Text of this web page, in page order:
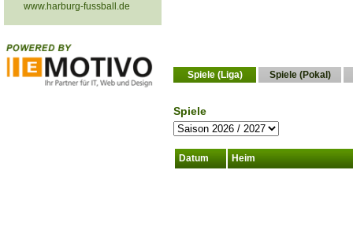
www.harburg-fussball.de
Spiele (Liga) Spiele (Pokal)
Spiele
Datum Heim